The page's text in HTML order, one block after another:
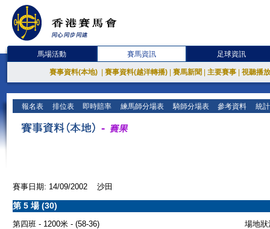
馬場活動 賽馬資訊 足球資訊
賽事資料(本地) 賽事資料(越洋轉播) 賽馬新聞 主要賽事 視聽播
報名表 排位表 即時賠率 練馬師分場表 騎師分場表 參考資料 統
賽事日期: 14/09/2002 沙田
第 5 場 (30)
第四班 - 1200米 - (58-36)
場地